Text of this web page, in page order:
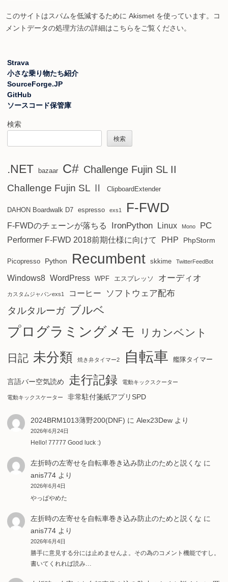
このサイトはスパムを低減するために Akismet を使っています。
コ
メントデータの処理方法の詳細はこちらをご覧ください。
Strava
小さな乗り物たち紹介
SourceForge.JP
GitHub
ソースコード保管庫
検索
検索
.NET bazaar C# Challenge Fujin SL II
Challenge Fujin SL Ⅱ ClipboardExtender
DAHON Boardwalk D7 espresso exs1 F-FWD
F-FWDのチェーンが落ちる IronPython Linux Mono PC
Performer F-FWD 2018前期仕様に向けて PHP PhpStorm
Picopresso Python Recumbent skkime TwitterFeedBot
Windows8 WordPress WPF エスプレッソ オーディオ
カスタムジャパンexs1 コーヒー ソフトウェア配布
タルタルーガ ブルベ
プログラミングメモ リカンベント
日記 未分類 焼き弁タイマー2 自転車 艦隊タイマー
言語バー空気読め 走行記録 電動キックスクーター
電動キックスケーター 非常駐付箋紙アプリSPD
2024BRM1013薄野200(DNF) に Alex23Dewより
2026年6月24日
Hello! 77777 Good luck :)
左折時の左寄せを自転車巻き込み防止のためと説くな に
anis774より
2026年6月4日
やっぱやめた
左折時の左寄せを自転車巻き込み防止のためと説くな に
anis774より
2026年6月4日
勝手に意見する分には止めませんよ。その為のコメント機能ですし。
書いてくれれば読み…